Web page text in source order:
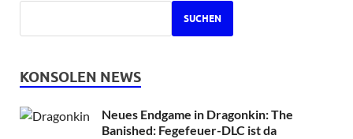
SUCHEN
KONSOLEN NEWS
Neues Endgame in Dragonkin: The
Banished: Fegefeuer-DLC ist da